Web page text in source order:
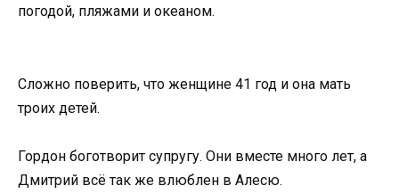
погодой, пляжами и океаном.
Сложно поверить, что женщине 41 год и она мать
троих детей.
Гордон боготворит супругу. Они вместе много лет, а
Дмитрий всё так же влюблен в Алесю.